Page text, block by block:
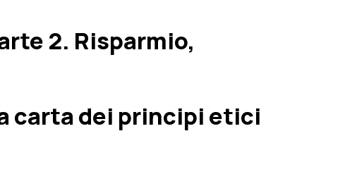
2. Risparmio,
carta dei principi etici